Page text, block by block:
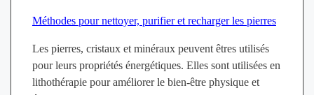
Méthodes pour nettoyer, purifier et recharger les pierres
Les pierres, cristaux et minéraux peuvent êtres utilisés
pour leurs propriétés énergétiques. Elles sont utilisées en
lithothérapie pour améliorer le bien-être physique et